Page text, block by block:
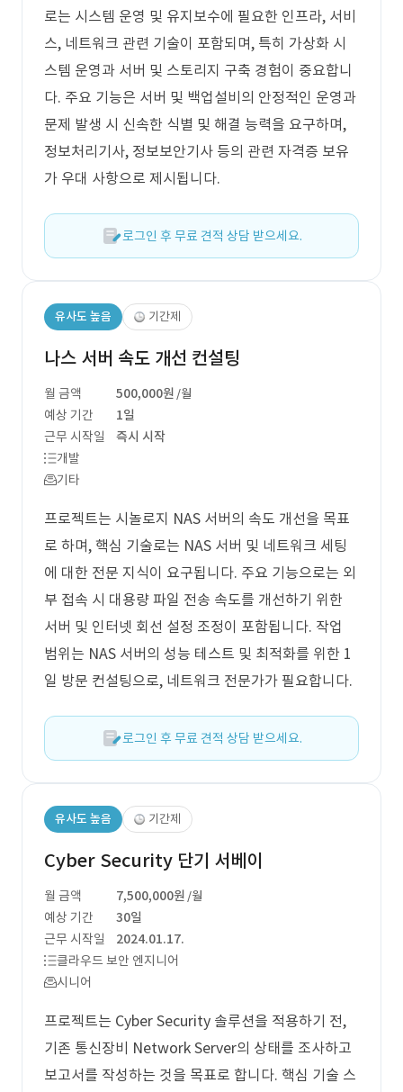
로는 시스템 운영 및 유지보수에 필요한 인프라, 서비
스, 네트워크 관련 기술이 포함되며, 특히 가상화 시
스템 운영과 서버 및 스토리지 구축 경험이 중요합니
다. 주요 기능은 서버 및 백업설비의 안정적인 운영과
문제 발생 시 신속한 식별 및 해결 능력을 요구하며,
정보처리기사, 정보보안기사 등의 관련 자격증 보유
가 우대 사항으로 제시됩니다.
로그인 후 무료 견적 상담 받으세요.
유사도 높음 기간제
나스 서버 속도 개선 컨설팅
월 금액 500,000원 /월
예상 기간
1일
근무 시작일
즉시 시작
개발
기타
프로젝트는 시놀로지 NAS 서버의 속도 개선을 목표
로 하며, 핵심 기술로는 NAS 서버 및 네트워크 세팅
에 대한 전문 지식이 요구됩니다. 주요 기능으로는 외
부 접속 시 대용량 파일 전송 속도를 개선하기 위한
서버 및 인터넷 회선 설정 조정이 포함됩니다. 작업
범위는 NAS 서버의 성능 테스트 및 최적화를 위한 1
일 방문 컨설팅으로, 네트워크 전문가가 필요합니다.
로그인 후 무료 견적 상담 받으세요.
유사도 높음 기간제
Cyber Security 단기 서베이
월 금액 7,500,000원 /월
예상 기간
30일
근무 시작일
2024.01.17.
클라우드 보안 엔지니어
시니어
프로젝트는 Cyber Security 솔루션을 적용하기 전,
기존 통신장비 Network Server의 상태를 조사하고
보고서를 작성하는 것을 목표로 합니다. 핵심 기술 스